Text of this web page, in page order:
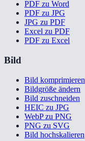
PDF zu Word
PDF zu JPG
JPG zu PDF
Excel zu PDF
PDF zu Excel
Bild
Bild komprimieren
Bildgröße ändern
Bild zuschneiden
HEIC zu JPG
WebP zu PNG
PNG zu SVG
Bild hochskalieren